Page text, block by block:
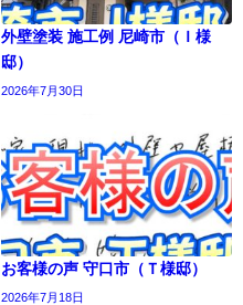
外壁塗装 施工例 尼崎市（Ｉ様
邸）
2026年7月30日
お客様の声 守口市（Ｔ様邸）
2026年7月18日